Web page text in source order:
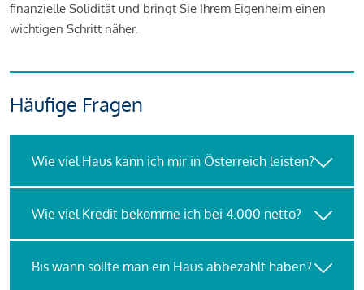
finanzielle Solidität und bringt Sie Ihrem Eigenheim einen
wichtigen Schritt näher.
Häufige Fragen
Wie viel Haus kann ich mir in Österreich leisten?
Wie viel Kredit bekomme ich bei 4.000 netto?
Bis wann sollte man ein Haus abbezahlt haben?